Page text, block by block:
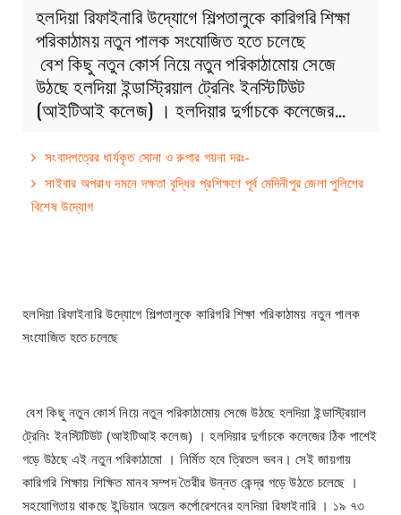
হলদিয়া রিফাইনারি উদ্যোগে শিল্পতালুকে কারিগরি শিক্ষা
পরিকাঠাময় নতুন পালক সংযোজিত হতে চলেছে
বেশ কিছু নতুন কোর্স নিয়ে নতুন পরিকাঠামোয় সেজে
উঠছে হলদিয়া ইন্ডাস্ট্রিয়াল ট্রেনিং ইনস্টিটিউট
(আইটিআই কলেজ) । হলদিয়ার দুর্গাচকে কলেজের…
সংবাদপত্রের ধার্যকৃত সোনা ও রুপার গয়না দরঃ-
সাইবার অপরাধ দমনে দক্ষতা বৃদ্ধির প্রশিক্ষণে পূর্ব মেদিনীপুর জেলা পুলিশের
বিশেষ উদ্যোগ
হলদিয়া রিফাইনারি উদ্যোগে শিল্পতালুকে কারিগরি শিক্ষা পরিকাঠাময় নতুন পালক
সংযোজিত হতে চলেছে
বেশ কিছু নতুন কোর্স নিয়ে নতুন পরিকাঠামোয় সেজে উঠছে হলদিয়া ইন্ডাস্ট্রিয়াল
ট্রেনিং ইনস্টিটিউট (আইটিআই কলেজ) । হলদিয়ার দুর্গাচকে কলেজের ঠিক পাশেই
গড়ে উঠছে এই নতুন পরিকাঠামো । নির্মিত হবে ত্রিতল ভবন। সেই জায়গায়
কারিগরি শিক্ষায় শিক্ষিত মানব সম্পদ তৈরীর উন্নত কেন্দ্র গড়ে উঠতে চলেছে ।
সহযোগিতায় থাকছে ইন্ডিয়ান অয়েল কর্পোরেশনের হলদিয়া রিফাইনারি । ১৯ ৭৩